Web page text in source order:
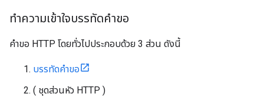
ทำความเข้าใจบรรทัดคำขอ
คำขอ HTTP โดยทั่วไปประกอบด้วย 3 ส่วน ดังนี้
บรรทัดคําขอ
( ชุดส่วนหัว HTTP )